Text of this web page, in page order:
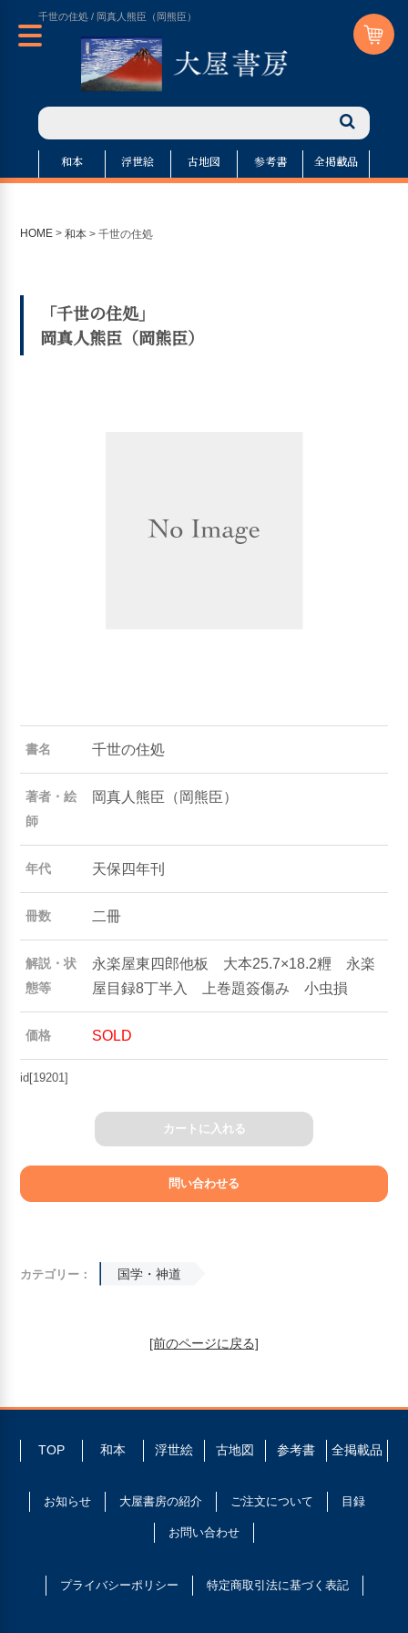
千世の住処 / 岡真人熊臣（岡熊臣）
和本 浮世絵 古地図 参考書 全掲載品
HOME >和本 >千世の住処
「千世の住処」
岡真人熊臣（岡熊臣）
書名 千世の住処
著者・絵
師
岡真人熊臣（岡熊臣）
年代 天保四年刊
冊数 二冊
解説・状
態等
永楽屋東四郎他板 大本25.7×18.2糎 永楽
屋目録8丁半入 上巻題簽傷み 小虫損
価格 SOLD
id[19201]
カートに入れる
カテゴリー： 国学・神道
[前のページに戻る]
TOP 和本 浮世絵 古地図 参考書 全掲載品
お知らせ 大屋書房の紹介 ご注文について 目録
お問い合わせ
プライバシーポリシー 特定商取引法に基づく表記